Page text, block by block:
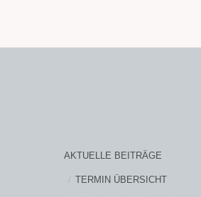
AKTUELLE BEITRÄGE
TERMIN ÜBERSICHT